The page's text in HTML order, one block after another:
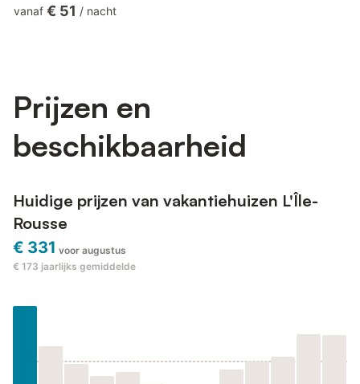
Living space : - A living room of 20 m² with TV, a double sofa
vanaf € 51 / nacht
Prijzen en
beschikbaarheid
Huidige prijzen van vakantiehuizen L'Île-
Rousse
€ 331 voor augustus
€ 173 jaarlijks gemiddelde